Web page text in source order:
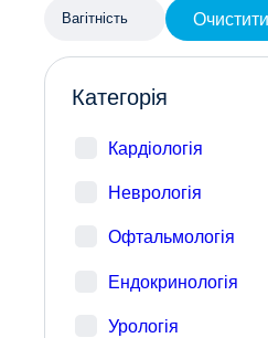
Вагітність Очистити
Категорія
Кардіологія
Неврологія
Офтальмологія
Ендокринологія
Урологія